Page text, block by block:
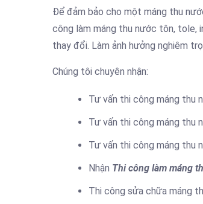
Để đảm bảo cho một máng thu
công làm máng thu nước tôn, tole,
thay đổi. Làm ảnh hưởng nghiêm
Chúng tôi chuyên nhận:
Tư vấn thi công máng thu
Tư vấn thi công máng thu
Tư vấn thi công máng thu
Nhận Thi công làm máng
Thi công sửa chữa máng